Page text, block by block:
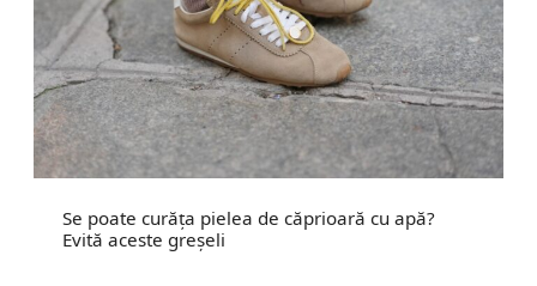
Se poate curăța pielea de căprioară cu apă?
Evită aceste greșeli